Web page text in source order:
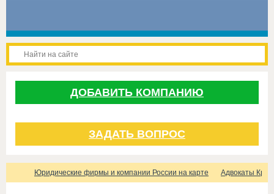
ДОБАВИТЬ КОМПАНИЮ
ЗАДАТЬ ВОПРОС
Юридические фирмы и компании России на карте Адвокаты